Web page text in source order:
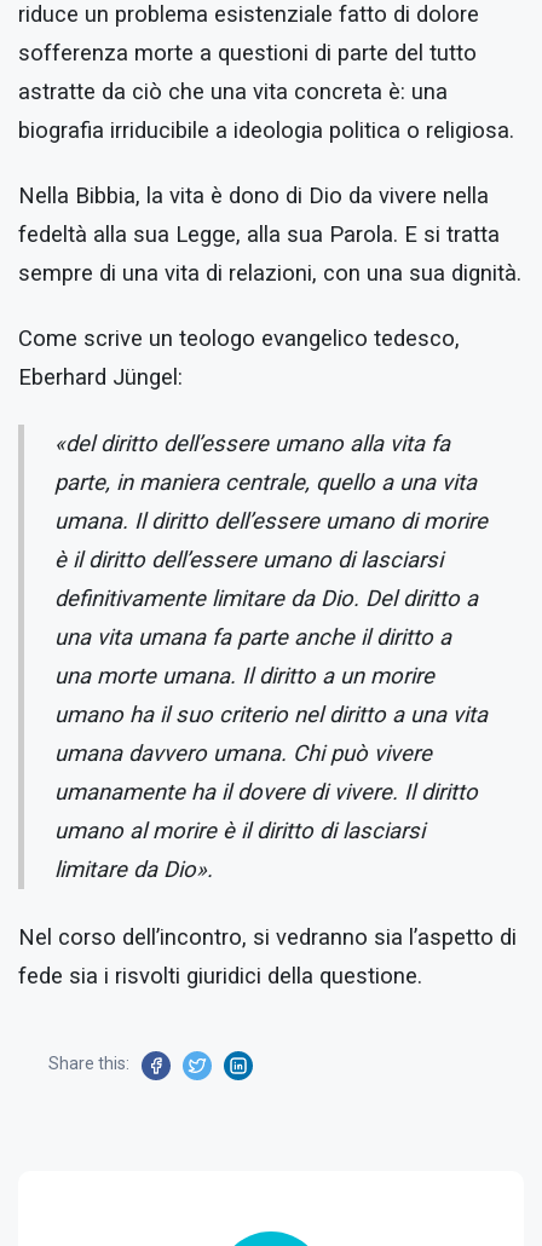
riduce un problema esistenziale fatto di dolore
sofferenza morte a questioni di parte del tutto
astratte da ciò che una vita concreta è: una
biografia irriducibile a ideologia politica o religiosa.
Nella Bibbia, la vita è dono di Dio da vivere nella
fedeltà alla sua Legge, alla sua Parola. E si tratta
sempre di una vita di relazioni, con una sua dignità.
Come scrive un teologo evangelico tedesco,
Eberhard Jüngel:
«del diritto dell’essere umano alla vita fa
parte, in maniera centrale, quello a una vita
umana. Il diritto dell’essere umano di morire
è il diritto dell’essere umano di lasciarsi
definitivamente limitare da Dio. Del diritto a
una vita umana fa parte anche il diritto a
una morte umana. Il diritto a un morire
umano ha il suo criterio nel diritto a una vita
umana davvero umana. Chi può vivere
umanamente ha il dovere di vivere. Il diritto
umano al morire è il diritto di lasciarsi
limitare da Dio».
Nel corso dell’incontro, si vedranno sia l’aspetto di
fede sia i risvolti giuridici della questione.
Share this: